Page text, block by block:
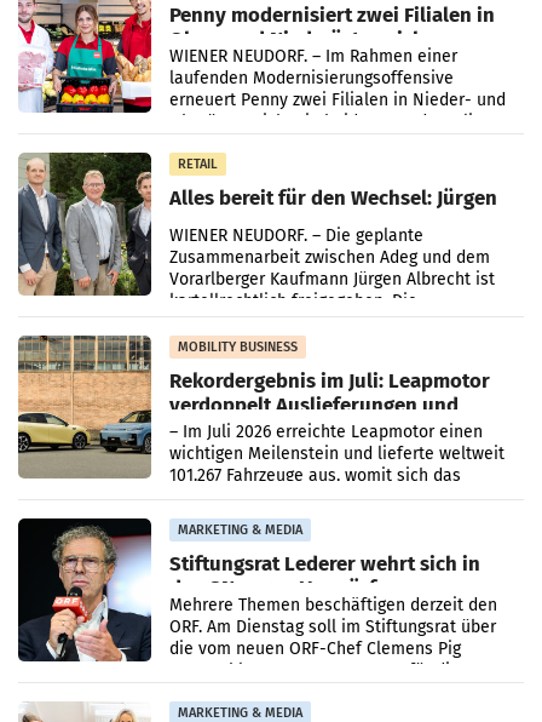
Penny modernisiert zwei Filialen in
Ober- und Niederösterreich
WIENER NEUDORF. – Im Rahmen einer
laufenden Modernisierungsoffensive
erneuert Penny zwei Filialen in Nieder- und
Oberösterreich. Die beiden Standorte liegen
RETAIL
Alles bereit für den Wechsel: Jürgen
Albrecht setzt ab 1.1.2027 auf Adeg
WIENER NEUDORF. – Die geplante
Zusammenarbeit zwischen Adeg und dem
Vorarlberger Kaufmann Jürgen Albrecht ist
kartellrechtlich freigegeben: Die
Bundeswettbewerbsbehörde und der
Bundeskartellanwalt
MOBILITY BUSINESS
Rekordergebnis im Juli: Leapmotor
verdoppelt Auslieferungen und
überschreitet die 100.000er-Marke
– Im Juli 2026 erreichte Leapmotor einen
wichtigen Meilenstein und lieferte weltweit
101.267 Fahrzeuge aus, womit sich das
Ergebnis gegenüber Juli 2025 mehr als
verdoppelte (+102
MARKETING & MEDIA
Stiftungsrat Lederer wehrt sich in
den SN gegen Vorwürfe
Mehrere Themen beschäftigen derzeit den
ORF. Am Dienstag soll im Stiftungsrat über
die vom neuen ORF-Chef Clemens Pig
vorgeschlagenen Besetzungen für die
MARKETING & MEDIA